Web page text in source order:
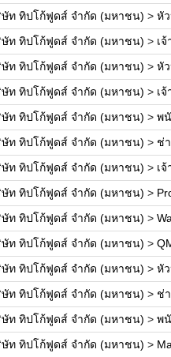
ท ทิปโก้ฟูดส์ จำกัด (มหาชน) > หั
ท ทิปโก้ฟูดส์ จำกัด (มหาชน) > เ
ท ทิปโก้ฟูดส์ จำกัด (มหาชน) > หั
ท ทิปโก้ฟูดส์ จำกัด (มหาชน) > เ
ท ทิปโก้ฟูดส์ จำกัด (มหาชน) > พ
ท ทิปโก้ฟูดส์ จำกัด (มหาชน) > ช่
ท ทิปโก้ฟูดส์ จำกัด (มหาชน) > เ
ท ทิปโก้ฟูดส์ จำกัด (มหาชน) >
ท ทิปโก้ฟูดส์ จำกัด (มหาชน) >
ท ทิปโก้ฟูดส์ จำกัด (มหาชน) >
ท ทิปโก้ฟูดส์ จำกัด (มหาชน) > หั
ท ทิปโก้ฟูดส์ จำกัด (มหาชน) > ช่
ท ทิปโก้ฟูดส์ จำกัด (มหาชน) > พ
ท ทิปโก้ฟูดส์ จำกัด (มหาชน) >